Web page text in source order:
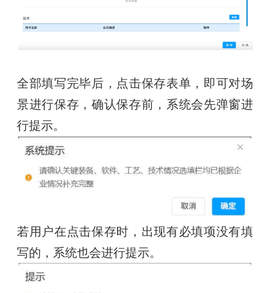
全部填写完毕后，点击保存表单，即可对场
景进行保存，确认保存前，系统会先弹窗进
行提示。
若用户在点击保存时，出现有必填项没有填
写的，系统也会进行提示。